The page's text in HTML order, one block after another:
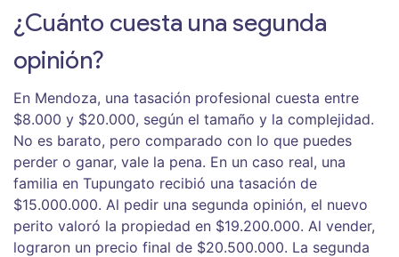
¿Cuánto cuesta una segunda
opinión?
En Mendoza, una tasación profesional cuesta entre
$8.000 y $20.000, según el tamaño y la complejidad.
No es barato, pero comparado con lo que puedes
perder o ganar, vale la pena. En un caso real, una
familia en Tupungato recibió una tasación de
$15.000.000. Al pedir una segunda opinión, el nuevo
perito valoró la propiedad en $19.200.000. Al vender,
lograron un precio final de $20.500.000. La segunda